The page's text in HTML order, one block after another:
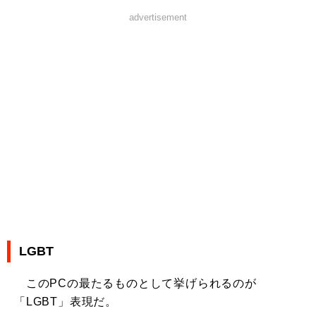
advertisement
LGBT
このPCの最たるものとして挙げられるのが
「LGBT」表現だ。